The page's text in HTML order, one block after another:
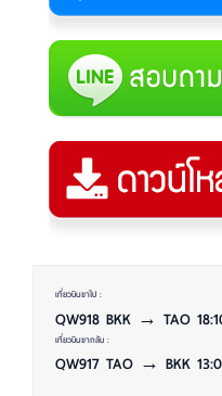
เที่ยวบินขาไป :
QW918 BKK → TAO
เที่ยวบินขากลับ :
QW917 TAO → BKK